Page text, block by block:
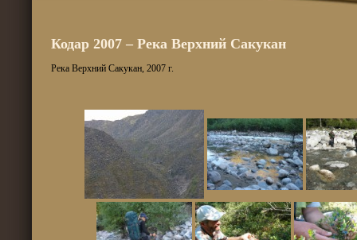
Кодар 2007 – Река Верхний Сакукан
Река Верхний Сакукан, 2007 г.